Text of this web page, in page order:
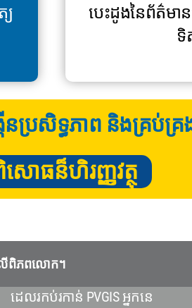
យ
បេះដូងនៃព័ត៌មា
ទិ
ើនប្រសិទ្ធភាព និងគ្រប់គ្
សោធន៏ហិរញ្ញវត្ថុ
លើពិភពលោក។
ដេលរកប់រកាន់ PVGIS អ្នកនេ